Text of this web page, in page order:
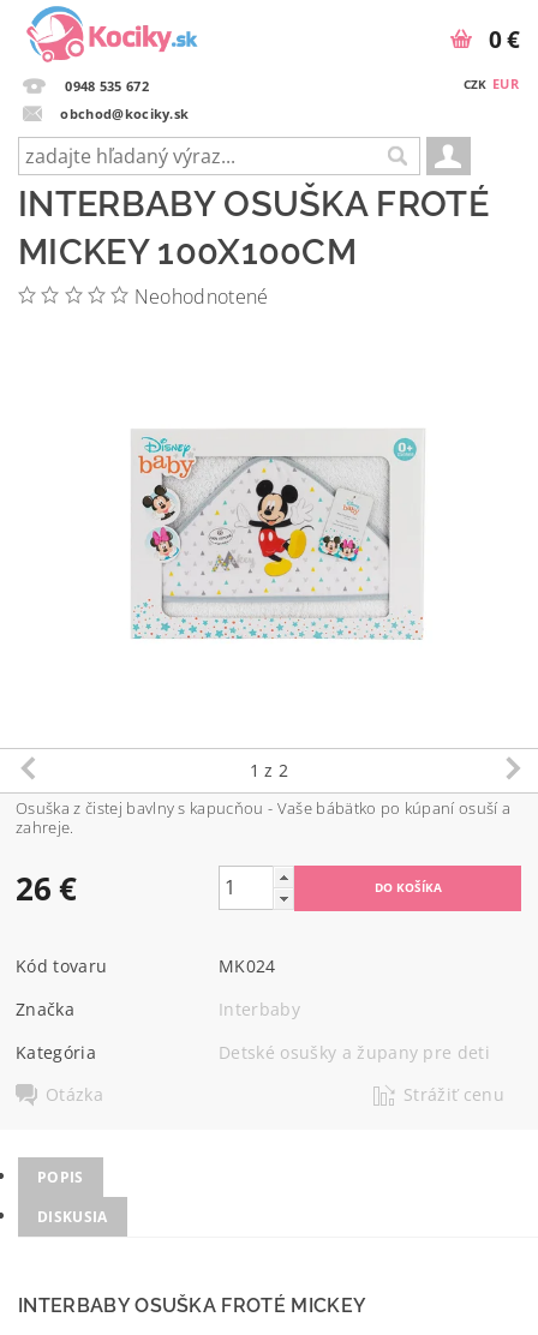
0948 535 672
obchod@kociky.sk
CZK EUR
0 €
INTERBABY OSUŠKA FROTÉ
MICKEY 100X100CM
Neohodnotené
1 z 2
Osuška z čistej bavlny s kapucňou - Vaše bábätko po kúpaní osuší a
zahreje.
26 €
Kód tovaru
MK024
Značka
Interbaby
Kategória
Detské osušky a župany pre deti
Otázka
Strážiť cenu
POPIS
DISKUSIA
INTERBABY OSUŠKA FROTÉ MICKEY